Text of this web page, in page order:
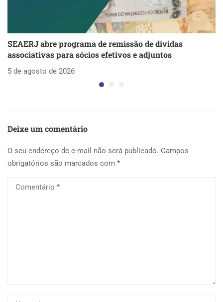
SEAERJ abre programa de remissão de dívidas
associativas para sócios efetivos e adjuntos
5 de agosto de 2026
Deixe um comentário
O seu endereço de e-mail não será publicado. Campos
obrigatórios são marcados com *